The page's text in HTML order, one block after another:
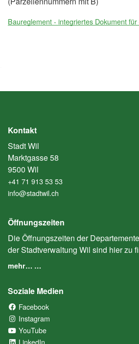
Baureglement - integriertes Dokument
Kontakt
Stadt Wil
Marktgasse 58
9500 Wil
+41 71 913 53 53
info@stadtwil.ch
Öffnungszeiten
Die Öffnungszeiten der
der Stadtverwaltung Wil sind hier zu
mehr… …
Soziale Medien
Facebook
Instagram
YouTube
LinkedIn